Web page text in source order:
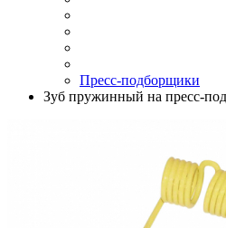
Пресс-подборщики
Зуб пружинный на пресс-